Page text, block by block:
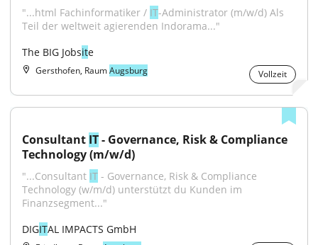
"...html Fachinformatiker / IT-Administrator (m/w/d) Als
Teil der weltweit agierenden Indorama..."
The BIG Jobsite
Gersthofen, RaumAugsburg Vollzeit
Consultant IT - Governance, Risk & Compliance
Technology (m/w/d)
"...Consultant IT - Governance, Risk & Compliance
Technology (w/m/d) unterstützt du Kunden im
Finanzsegment..."
DIGITAL IMPACTS GmbH